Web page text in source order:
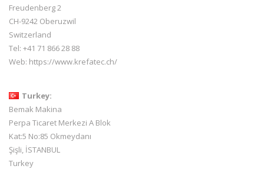
Freudenberg 2
CH-9242 Oberuzwil
Switzerland
Tel: +41 71 866 28 88
Web: https://www.krefatec.ch/
Turkey:
Bemak Makina
Perpa Ticaret Merkezi A Blok
Kat:5 No:85 Okmeydanı
Şişli, İSTANBUL
Turkey